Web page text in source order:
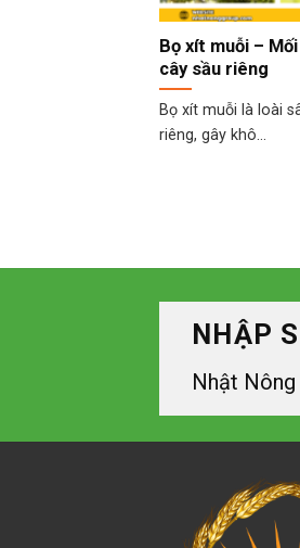
Bọ xít muỗi –
cây sầu riêng
Bọ xít muỗi là loài
riêng, gây khô...
NHẬP
Nhật